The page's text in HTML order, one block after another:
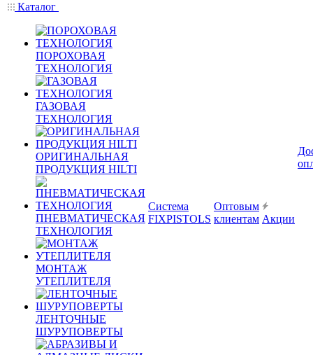
Каталог
ПОРОХОВАЯ
ТЕХНОЛОГИЯ
ГАЗОВАЯ
ТЕХНОЛОГИЯ
ОРИГИНАЛЬНАЯ
ПРОДУКЦИЯ HILTI
ПНЕВМАТИЧЕСКАЯ
ТЕХНОЛОГИЯ
МОНТАЖ
УТЕПЛИТЕЛЯ
ЛЕНТОЧНЫЕ
ШУРУПОВЕРТЫ
Система
FIXPISTOLS
Оптовым
клиентам Акции